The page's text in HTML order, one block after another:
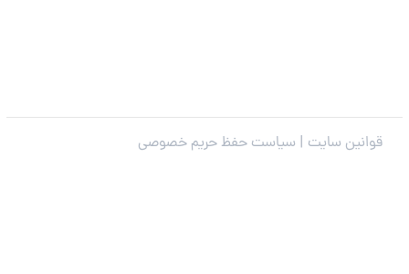
قوانین سایت | سیاست حفظ حریم خصوصی